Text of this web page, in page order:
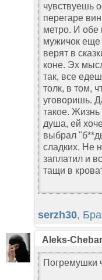
чувствуешь
перегаре
метро. И обе
мужичок
верят в
коне. Эх
так, все
толк, в том,
уговоришь.
такое. Жизнь
душа, ей
выбрал
сладких. Не
заплатил и
тащи в
serzh30,
Aleks-
Погремушки